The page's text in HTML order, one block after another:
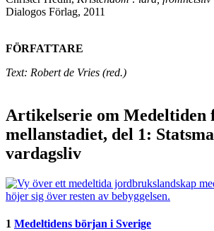
Dialogos Förlag, 2011
FÖRFATTARE
Text: Robert de Vries (red.)
Artikelserie om Medeltiden
mellanstadiet, del 1:
vardagsliv
1 Medeltidens början i Sverige